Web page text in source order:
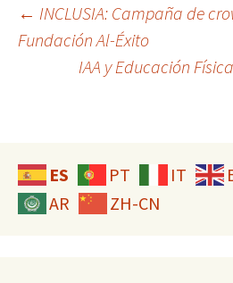
← INCLUSIA: Campaña de
Fundación Al-Éxito
IAA y Educación
ES PT IT
AR
ZH-CN